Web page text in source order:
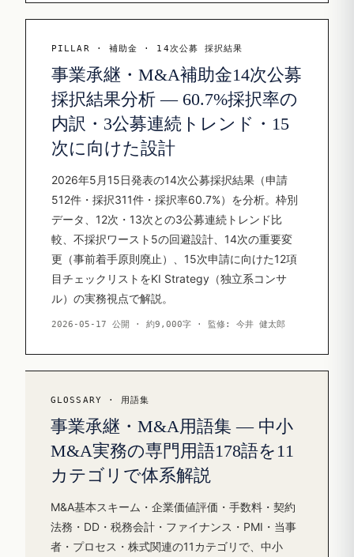
PILLAR · 補助金 · 14次公募 採択結果
事業承継・M&A補助金14次公募
採択結果分析 — 60.7%採択率の
内訳・3公募連続トレンド・15
次に向けた設計
2026年5月15日発表の14次公募採択結果（申請
512件・採択311件・採択率60.7%）を分析。枠別
データ、12次・13次との3公募連続トレンド比
較、不採択ワースト5の回避設計、14次の重要変
更（事前着手原則廃止）、15次申請に向けた12項
目チェックリストをKI Strategy（独立系コンサ
ル）の実務視点で解説。
2026-05-17 公開 · 約9,000字 · 監修: 今井 健太郎
GLOSSARY · 用語集
事業承継・M&A用語集 — 中小
M&A実務の専門用語178語を11
カテゴリで体系解説
M&A基本スキーム・企業価値評価・手数料・契約
法務・DD・税務会計・ファイナンス・PMI・当事
者・プロセス・株式関連の11カテゴリで、中小